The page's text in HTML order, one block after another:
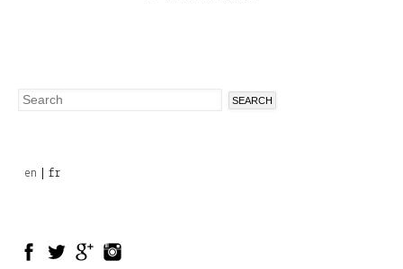
Search
en fr